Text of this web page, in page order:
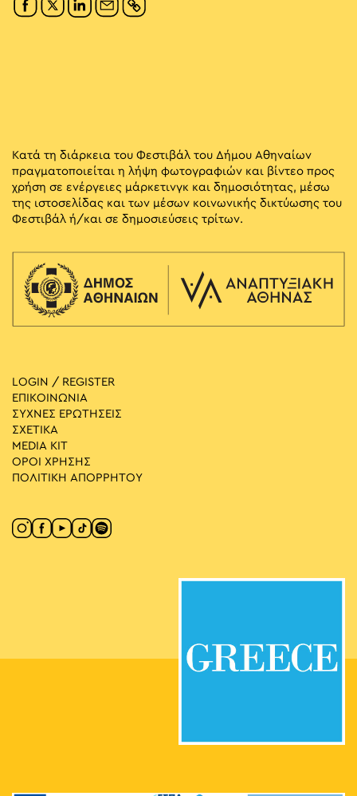
Κατά τη διάρκεια του Φεστιβάλ του Δήμου Αθηναίων
πραγματοποιείται η λήψη φωτογραφιών και βίντεο προς
χρήση σε ενέργειες μάρκετινγκ και δημοσιότητας, μέσω
της ιστοσελίδας και των μέσων κοινωνικής δικτύωσης του
Φεστιβάλ ή/και σε δημοσιεύσεις τρίτων.
LOGIN / REGISTER
ΕΠΙΚΟΙΝΩΝΙΑ
ΣΥΧΝΕΣ ΕΡΩΤΗΣΕΙΣ
ΣΧΕΤΙΚΑ
MEDIA ΚIT
ΟΡΟΙ ΧΡΗΣΗΣ
ΠΟΛΙΤΙΚΗ ΑΠΟΡΡΗΤΟΥ